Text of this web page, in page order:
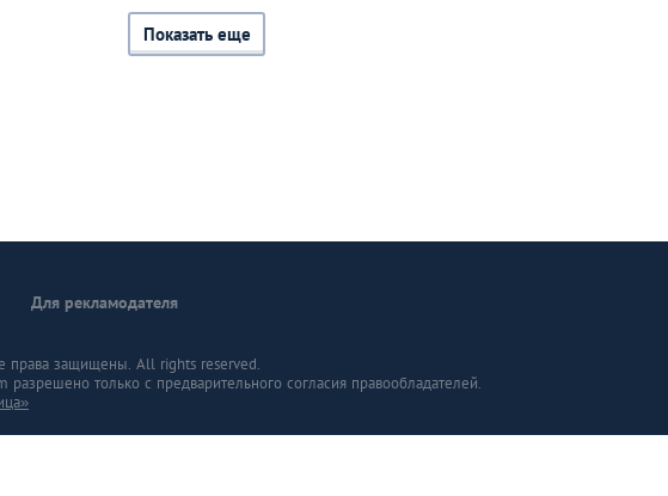
Показать еще
Для рекламодателя
права защищены. All rights reserved.
разрешено только с предварительного согласия правообладателей.